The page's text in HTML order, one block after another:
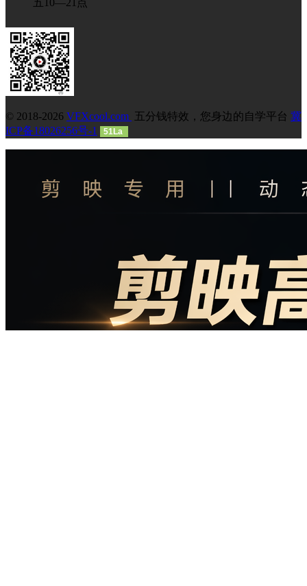
© 2018-2026 VFXcool.com 五分钱特效，您身边的自学平台 冀
ICP备18026256号-1
51La